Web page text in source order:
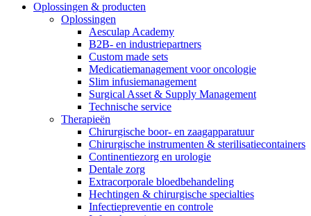
Oplossingen & producten
Oplossingen
Aesculap Academy
B2B- en industriepartners
Custom made sets
Medicatiemanagement voor oncologie
Slim infusiemanagement
Surgical Asset & Supply Management
Technische service
Therapieën
Chirurgische boor- en zaagapparatuur
Chirurgische instrumenten & sterilisatiecontainers
Continentiezorg en urologie
Dentale zorg
Extracorporale bloedbehandeling
Hechtingen & chirurgische specialties
Infectiepreventie en controle